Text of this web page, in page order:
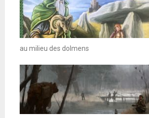
au milieu des dolmens